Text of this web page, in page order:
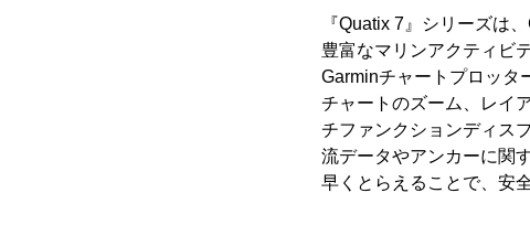
『Quatix 7』シリーズは
豊富なマリンアクティビ
Garminチャートプロッタ
チャートのズーム、レイ
チファンクションディス
流データやアンカーに関
早くとらえることで、安